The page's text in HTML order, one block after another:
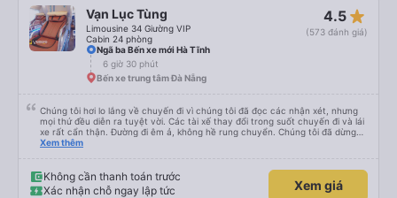
Vạn Lục Tùng
Limousine 34 Giường VIP
Cabin 24 phòng
4.5 star_rate
(573 đánh giá)
Ngã ba Bến xe mới Hà Tĩnh
6 giờ 30 phút
Bến xe trung tâm Đà Nẵng
Chúng tôi hơi lo lắng về chuyến đi vì chúng tôi đã đọc các nhận xét, nhưng
mọi thứ đều diễn ra tuyệt vời. Các tài xế thay đổi trong suốt chuyến đi và lái
xe rất cẩn thận. Đường đi êm ả, không hề rung chuyển. Chúng tôi đã dừng
đủ số lần để đi vệ sinh và dừng lại để ăn tối. Nhìn chung, ghế ngồi có thể hơi
Xem thêm
Không cần thanh toán trước
Xác nhận chỗ ngay lập tức
Xem giá